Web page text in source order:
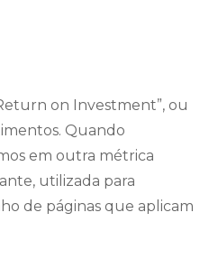
on Investment”, ou
Quando
em outra métrica
utilizada para
de páginas que aplicam